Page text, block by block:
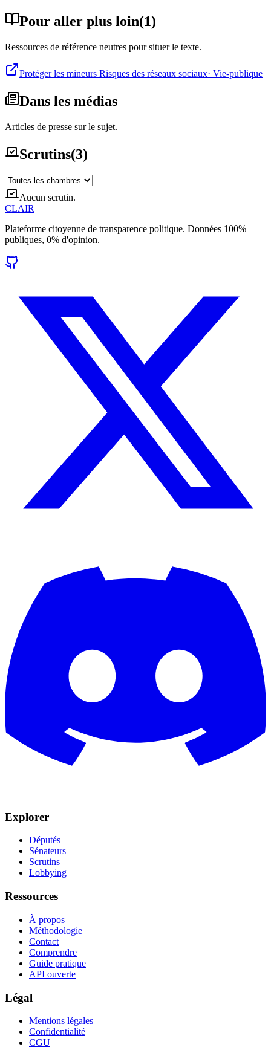
Pour aller plus loin(1)
Ressources de référence neutres pour situer le texte.
Protéger les mineurs Risques des réseaux sociaux· Vie-publique
Dans les médias
Articles de presse sur le sujet.
Scrutins(3)
Aucun scrutin.
CLAIR
Plateforme citoyenne de transparence politique. Données 100%
publiques, 0% d'opinion.
Explorer
Députés
Sénateurs
Scrutins
Lobbying
Ressources
À propos
Méthodologie
Contact
Comprendre
Guide pratique
API ouverte
Légal
Mentions légales
Confidentialité
CGU